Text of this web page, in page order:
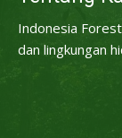
Indonesia
dan lingkungan